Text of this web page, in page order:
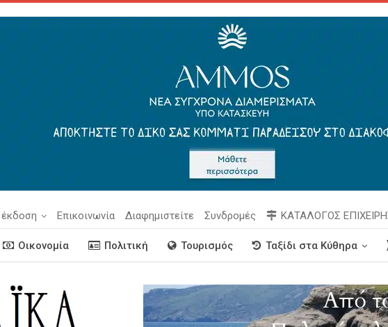
Επικοινωνία Διαφημιστείτε Συνδρομές ΚΑΤΑΛΟΓΟΣ
Οικονομία Πολιτική Τουρισμός Ταξίδι στα Κύθηρα